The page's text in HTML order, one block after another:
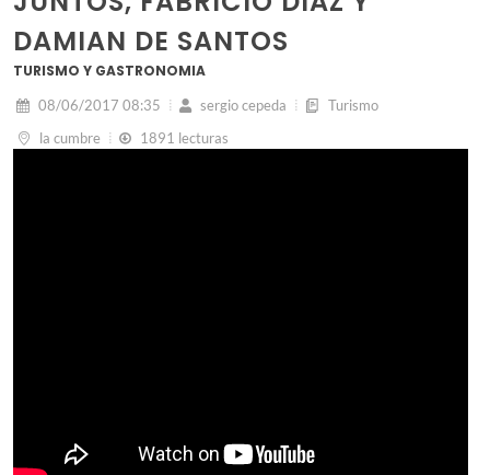
DAMIAN DE SANTOS
TURISMO Y GASTRONOMIA
08/06/2017 08:35 sergio cepeda
Turismo
la cumbre
1891 lecturas